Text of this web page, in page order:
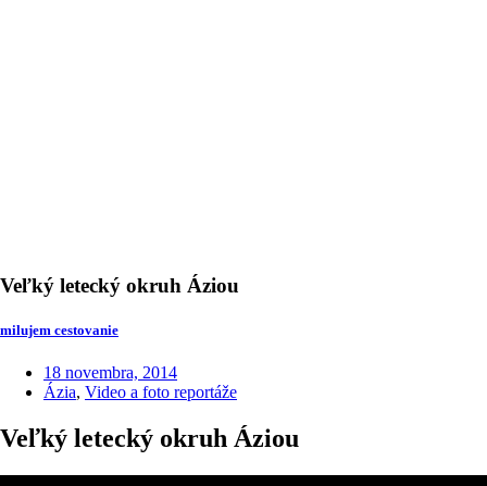
Veľký letecký okruh Áziou
milujem cestovanie
18 novembra, 2014
Ázia, Video a foto reportáže
Veľký letecký okruh Áziou